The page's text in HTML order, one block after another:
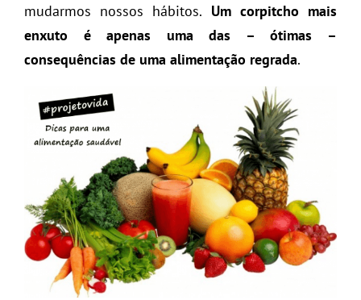
mudarmos nossos hábitos. Um corpitcho mais
enxuto é apenas uma das – ótimas –
consequências de uma alimentação regrada.